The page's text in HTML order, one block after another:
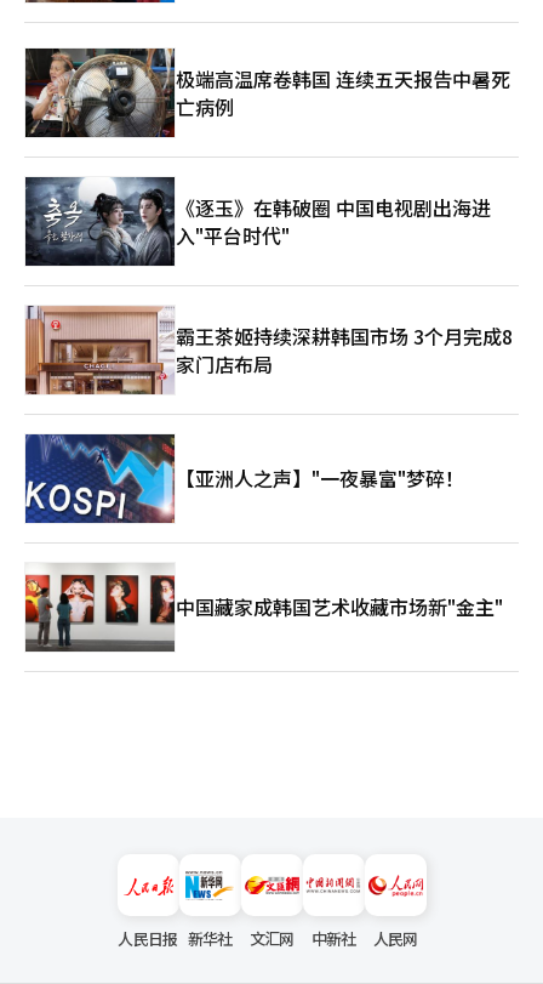
极端高温席卷韩国 连续五天报告中暑死
亡病例
《逐玉》在韩破圈 中国电视剧出海进
入"平台时代"
霸王茶姬持续深耕韩国市场 3个月完成8
家门店布局
【亚洲人之声】"一夜暴富"梦碎！
中国藏家成韩国艺术收藏市场新"金主"
人民日报 新华社 文汇网 中新社 人民网